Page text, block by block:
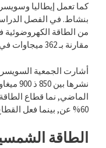
كما تعمل إيطاليا
من الطاقة الكهروضوئية
مقارنة بـ 362 ميجاوات في نفس الفترة من العام الماضي.
أشارت الجمعية
الماضي, نما قطاع
60% عن, بينما فعل القطاع التجاري والصناعي ذلك في أ 53%.
الطاقة